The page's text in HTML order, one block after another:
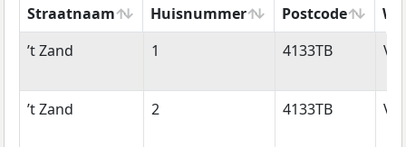
Straatnaam Huisnummer Postcode
Straatnaam
Huisnummer Postcode
’t Zand 1 4133TB
’t Zand 2 4133TB